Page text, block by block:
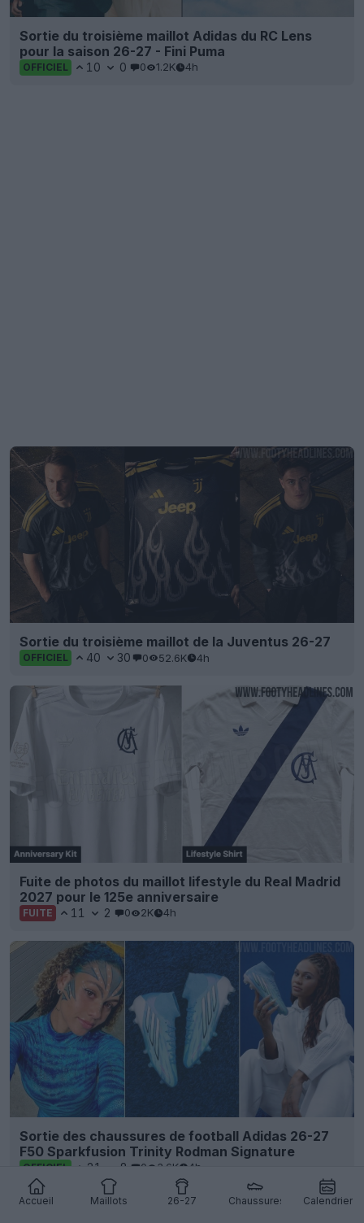
Accueil Maillots 26-27 Chaussures Calendrier
Sortie du troisième maillot Adidas du RC Lens
pour la saison 26-27 - Fini Puma
OFFICIEL 10 0 0 1.2K 4h
Sortie du troisième maillot de la Juventus 26-27
OFFICIEL 40 30 0 52.6K 4h
Fuite de photos du maillot lifestyle du Real Madrid
2027 pour le 125e anniversaire
FUITE 11 2 0 2K 4h
Sortie des chaussures de football Adidas 26-27
F50 Sparkfusion Trinity Rodman Signature
OFFICIEL 21 8 0 3.6K 4h